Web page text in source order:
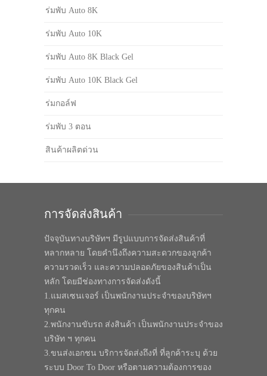
ร่มพับ Auto 8K
ร่มพับ Auto 10K
ร่มพับ Auto 8K Black Gel
ร่มพับ Auto 10K Black Gel
ร่มกอล์ฟ
ร่มพับ 3 ตอน
สินค้าผลิตด่วน
การจัดส่งสินค้า
ปัจจุบันทางบริษัทฯ มีรูปแบบการจัดส่งสินค้าที่
หลากหลาย โดยคำนึงถึงความสะดวกของลูกค้า
ความรวดเร็ว และความปลอดภัยของสินค้าเป็น
หลัก โดยมีช่องทางการจัดส่งดังนี้
1.แมสเซนเจอร์ เป็นพนักงานประจำของบริษัทฯ
ทุกคน
2.พนักงานขับรถ ส่งสินค้า เป็นพนักงานประจำของ
บริษัท ฯ ทุกคน
3.ขนส่งเอกชน บริการจัดส่งถึงที่ ที่ลูกค้าระบุ ด้วย
ระบบ Door To Door หรือตามความต้องการของ